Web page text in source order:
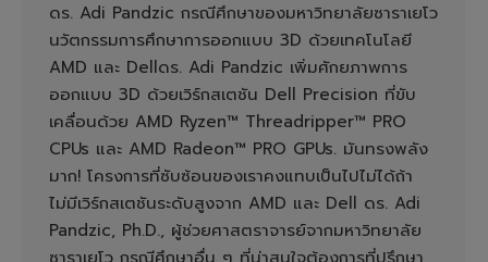
ดร. Adi Pandzic กรณีศึกษาของมหาวิทยาลัยซาราเยโว
นวัตกรรมการศึกษาการออกแบบ 3D ด้วยเทคโนโลยี
AMD และ Dellดร. Adi Pandzic เพิ่มศักยภาพการ
ออกแบบ 3D ด้วยเวิร์กสเตชัน Dell Precision ที่ขับ
เคลื่อนด้วย AMD Ryzen™ Threadripper™ PRO
CPUs และ AMD Radeon™ PRO GPUs. มันทรงพลัง
มาก! โครงการที่ซับซ้อนของเราคงแทบเป็นไปไม่ได้ถ้า
ไม่มีเวิร์กสเตชันระดับสูงจาก AMD และ Dell ดร. Adi
Pandzic, Ph.D., ผู้ช่วยศาสตราจารย์จากมหาวิทยาลัย